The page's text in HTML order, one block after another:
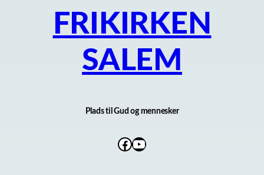
FRIKIRKEN
SALEM
Plads til Gud og mennesker
Facebook
YouTube